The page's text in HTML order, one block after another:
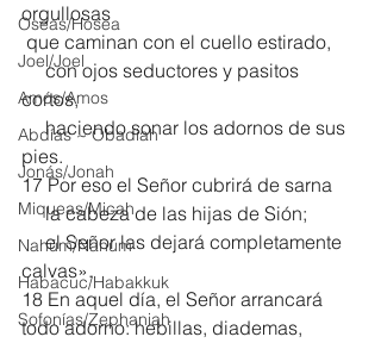
Oseas/Hosea
Joel/Joel
Amós/Amos
Abdías ~ Obadiah
Jonás/Jonah
Miqueas/Micah
Nahúm/Nahum
Habacuc/Habakkuk
Sofonías/Zephaniah
orgullosas
que caminan con el cuello estirado,
     con ojos seductores y pasitos
cortos,
     haciendo sonar los adornos de sus
pies.
17 Por eso el Señor cubrirá de sarna
     la cabeza de las hijas de Sión;
     el Señor las dejará completamente
calvas».
18 En aquel día, el Señor arrancará
todo adorno: hebillas, diademas,